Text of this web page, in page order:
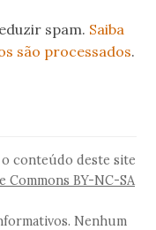
spam. Saiba
são processados.
conteúdo deste site
Commons BY-NC-SA
Nenhum